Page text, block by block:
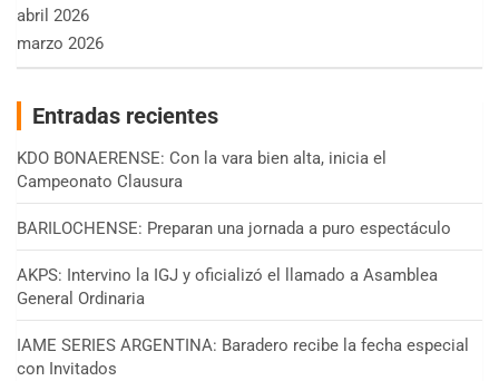
abril 2026
marzo 2026
Entradas recientes
KDO BONAERENSE: Con la vara bien alta, inicia el
Campeonato Clausura
BARILOCHENSE: Preparan una jornada a puro espectáculo
AKPS: Intervino la IGJ y oficializó el llamado a Asamblea
General Ordinaria
IAME SERIES ARGENTINA: Baradero recibe la fecha especial
con Invitados